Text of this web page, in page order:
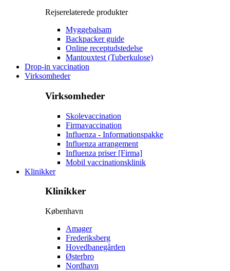
Rejserelaterede produkter
Myggebalsam
Backpacker guide
Online receptudstedelse
Mantouxtest (Tuberkulose)
Drop-in vaccination
Virksomheder
Virksomheder
Skolevaccination
Firmavaccination
Influenza - Informationspakke
Influenza arrangement
Influenza priser [Firma]
Mobil vaccinationsklinik
Klinikker
Klinikker
København
Amager
Frederiksberg
Hovedbanegården
Østerbro
Nordhavn